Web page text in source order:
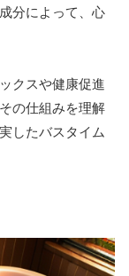
分によって、心
クスや健康促進
の仕組みを理解
したバスタイム